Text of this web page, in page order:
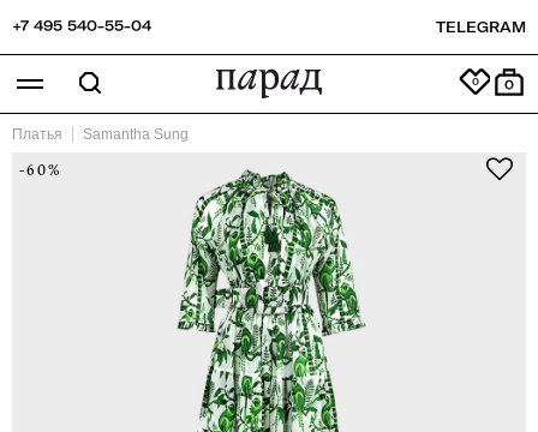
+7 495 540-55-04 TELEGRAM
0
Платья Samantha Sung
-60%